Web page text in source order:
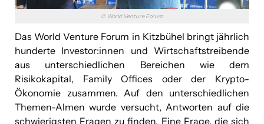
© World Venture Forum
Das World Venture Forum in Kitzbühel bringt jährlich
hunderte Investor:innen und Wirtschaftstreibende
aus unterschiedlichen Bereichen wie dem
Risikokapital, Family Offices oder der Krypto-
Ökonomie zusammen. Auf den unterschiedlichen
Themen-Almen wurde versucht, Antworten auf die
schwierigsten Fragen zu finden. Eine Frage, die sich